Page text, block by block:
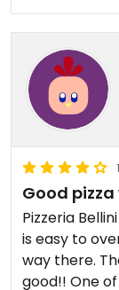
Good
Pizzeria
is easy to
way there.
good!! One